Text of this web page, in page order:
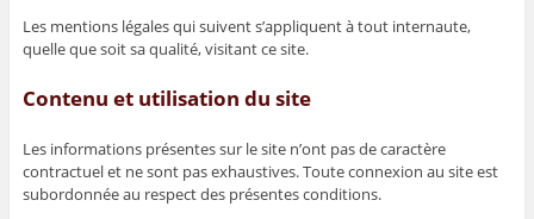
Les mentions légales qui suivent s’appliquent à tout internaute,
quelle que soit sa qualité, visitant ce site.
Contenu et utilisation du site
Les informations présentes sur le site n’ont pas de caractère
contractuel et ne sont pas exhaustives. Toute connexion au site est
subordonnée au respect des présentes conditions.